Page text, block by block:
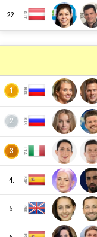
EST
GER
AUT
POL
22.
1
2
3
4.
5.